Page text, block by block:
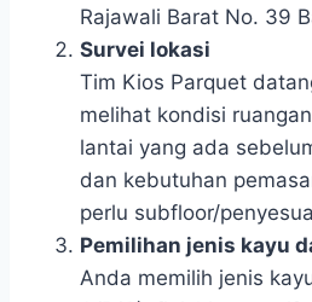
Rajawali Barat No. 39
Survei lokasi
Tim Kios Parquet
melihat kondisi
lantai yang ada
dan kebutuhan
perlu subfloor/
Pemilihan jenis kayu
Anda memilih jenis